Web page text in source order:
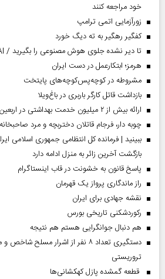
خود مراجعه کنند
زورآزمایی اتمی ترامپ
کفگیر رهگیر به ته دیگ خورد
تا دیر نشده جلوی هوش مصنوعی را بگیرید / AI به انسان مسلط می‌شود؟
هرمز؛ ابتکارعمل در دست ایران
مشروطه در کوچه‌پس‌کوچه‌های پایتخت
بازداشت قاتل کارگر باربری در باغ‌ویلا
ارائه بیش از ۲ میلیون خدمت بهداشتی در اربعین حسینی
چوبه دار، فرجام قاتلان دختربچه و مرد صاحبخانه
ببینید | فرمانده کل انتظامی جمهوری اسلامی
بازگشت آخرین زائر به منزل ادامه دارد
پاسخ قانون به خشونت در قاب اینستاگرام
راز ماندگاری پرواز یک قهرمان
نقشه جهادی برای ایران
رکوردشکنی تاریخی بورس
هم دنبال جوانگرایی هستم هم نتیجه
دستگیری تعداد ۸ نفر از اشرار
تروریستی
قطعه گمشده پازل کهکشانی‌ها